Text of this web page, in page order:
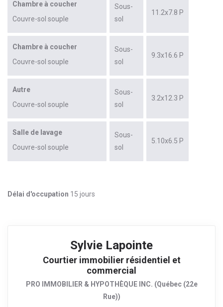
Chambre à coucher
Couvre-sol souple
Sous-
sol
11.2x7.8 P
Chambre à coucher
Couvre-sol souple
Sous-
sol
9.3x16.6 P
Autre
Couvre-sol souple
Sous-
sol
3.2x12.3 P
Salle de lavage
Couvre-sol souple
Sous-
sol
5.10x6.5 P
Délai d'occupation 15 jours
Sylvie Lapointe
Courtier immobilier résidentiel et
commercial
PRO IMMOBILIER & HYPOTHÈQUE INC. (Québec (22e
Rue))